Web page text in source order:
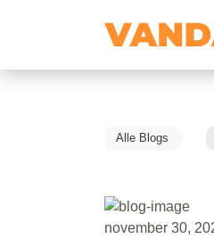
Alle Blogs
november 30,